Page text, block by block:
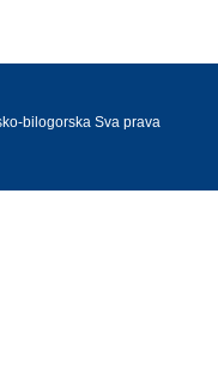
bilogorska Sva prava